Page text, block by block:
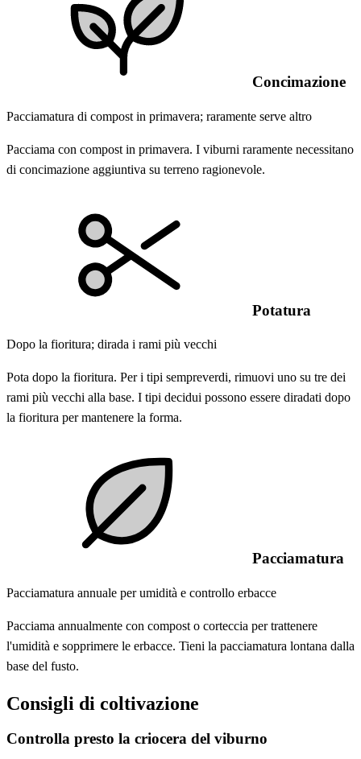
Concimazione
Pacciamatura di compost in primavera; raramente serve altro
Pacciama con compost in primavera. I viburni raramente necessitano
di concimazione aggiuntiva su terreno ragionevole.
Potatura
Dopo la fioritura; dirada i rami più vecchi
Pota dopo la fioritura. Per i tipi sempreverdi, rimuovi uno su tre dei
rami più vecchi alla base. I tipi decidui possono essere diradati dopo
la fioritura per mantenere la forma.
Pacciamatura
Pacciamatura annuale per umidità e controllo erbacce
Pacciama annualmente con compost o corteccia per trattenere
l'umidità e sopprimere le erbacce. Tieni la pacciamatura lontana dalla
base del fusto.
Consigli di coltivazione
Controlla presto la criocera del viburno